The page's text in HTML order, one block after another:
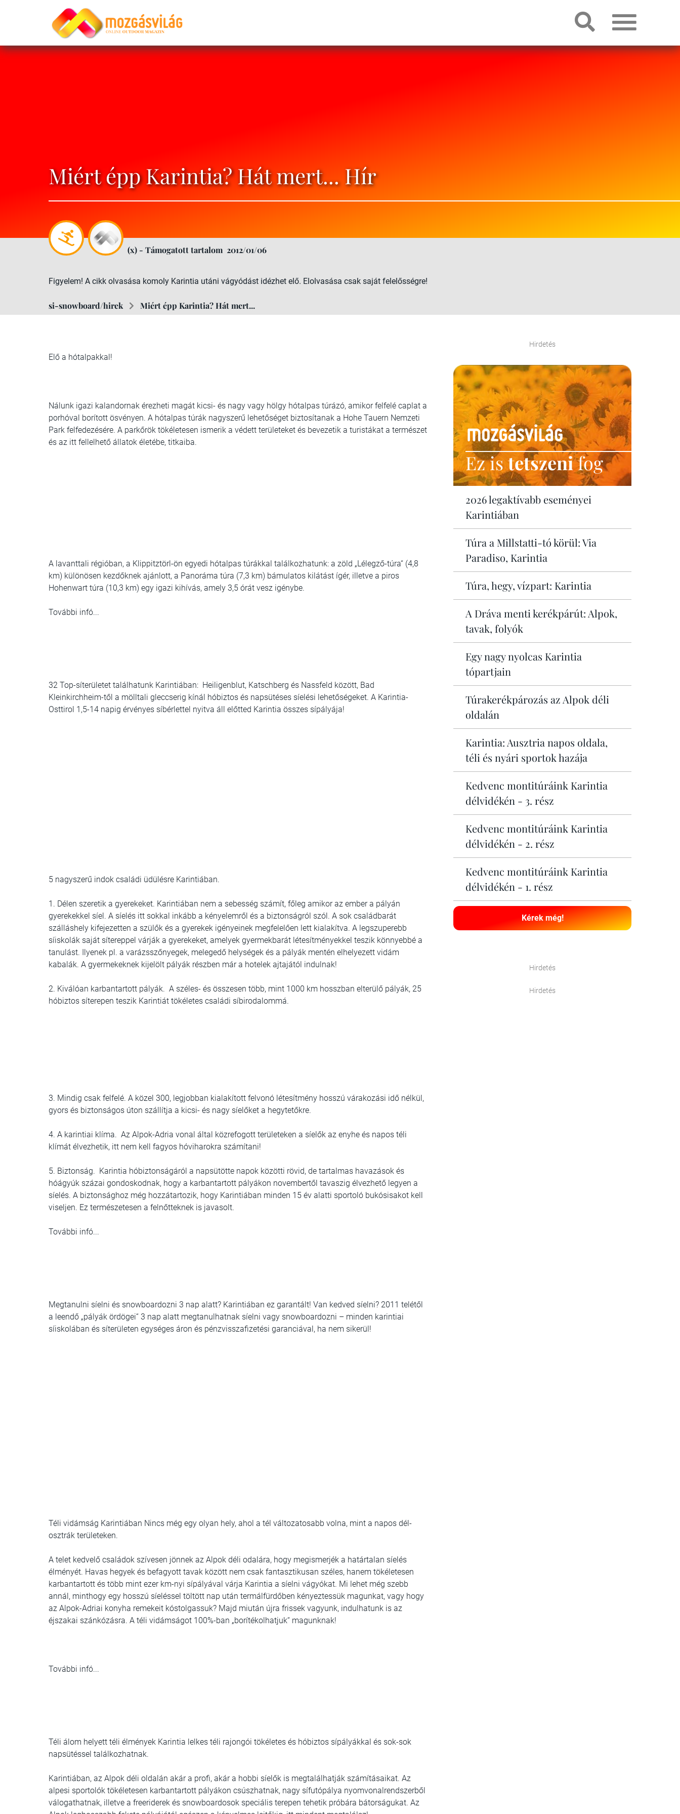
Miért épp Karintia? Hát mert... Hír
(x) - Támogatott tartalom 2012/01/06
Figyelem! A cikk olvasása komoly Karintia utáni vágyódást idézhet elő. Elolvasása csak saját felelősségre!
si-snowboard/hirek Miért épp Karintia? Hát mert...
Elő a hótalpakkal!
Nálunk igazi kalandornak érezheti magát kicsi- és nagy vagy hölgy hótalpas túrázó, amikor felfelé caplat a
porhóval borított ösvényen. A hótalpas túrák nagyszerű lehetőséget biztosítanak a Hohe Tauern Nemzeti
Park felfedezésére. A parkőrök tökéletesen ismerik a védett területeket és bevezetik a turistákat a természet
és az itt fellelhető állatok életébe, titkaiba.
A lavanttali régióban, a Klippitztörl-ön egyedi hótalpas túrákkal találkozhatunk: a zöld „Lélegző-túra“ (4,8
km) különösen kezdőknek ajánlott, a Panoráma túra (7,3 km) bámulatos kilátást ígér, illetve a piros
Hohenwart túra (10,3 km) egy igazi kihívás, amely 3,5 órát vesz igénybe.
További infó...
32 Top-síterületet találhatunk Karintiában: Heiligenblut, Katschberg és Nassfeld között, Bad
Kleinkirchheim-től a mölltali gleccserig kínál hóbiztos és napsütéses síelési lehetőségeket. A Karintia-
Osttirol 1,5-14 napig érvényes síbérlettel nyitva áll előtted Karintia összes sípályája!
5 nagyszerű indok családi üdülésre Karintiában.
1. Délen szeretik a gyerekeket. Karintiában nem a sebesség számít, főleg amikor az ember a pályán
gyerekekkel síel. A síelés itt sokkal inkább a kényelemről és a biztonságról szól. A sok családbarát
szálláshely kifejezetten a szülők és a gyerekek igényeinek megfelelően lett kialakítva. A legszuperebb
síiskolák saját sítereppel várják a gyerekeket, amelyek gyermekbarát létesítményekkel teszik könnyebbé a
tanulást. Ilyenek pl. a varázsszőnyegek, melegedő helységek és a pályák mentén elhelyezett vidám
kabalák. A gyermekeknek kijelölt pályák részben már a hotelek ajtajától indulnak!
2. Kiválóan karbantartott pályák. A széles- és összesen több, mint 1000 km hosszban elterülő pályák, 25
hóbiztos síterepen teszik Karintiát tökéletes családi síbirodalommá.
3. Mindig csak felfelé. A közel 300, legjobban kialakított felvonó létesítmény hosszú várakozási idő nélkül,
gyors és biztonságos úton szállítja a kicsi- és nagy síelőket a hegytetőkre.
4. A karintiai klíma. Az Alpok-Adria vonal által közrefogott területeken a síelők az enyhe és napos téli
klímát élvezhetik, itt nem kell fagyos hóviharokra számítani!
5. Biztonság. Karintia hóbiztonságáról a napsütötte napok közötti rövid, de tartalmas havazások és
hóágyúk százai gondoskodnak, hogy a karbantartott pályákon novembertől tavaszig élvezhető legyen a
síelés. A biztonsághoz még hozzátartozik, hogy Karintiában minden 15 év alatti sportoló bukósisakot kell
viseljen. Ez természetesen a felnőtteknek is javasolt.
További infó...
Megtanulni síelni és snowboardozni 3 nap alatt? Karintiában ez garantált! Van kedved síelni? 2011 telétől
a leendő „pályák ördögei“ 3 nap alatt megtanulhatnak síelni vagy snowboardozni – minden karintiai
síiskolában és síterületen egységes áron és pénzvisszafizetési garanciával, ha nem sikerül!
Téli vidámság Karintiában Nincs még egy olyan hely, ahol a tél változatosabb volna, mint a napos dél-
osztrák területeken.
A telet kedvelő családok szívesen jönnek az Alpok déli odalára, hogy megismerjék a határtalan síelés
élményét. Havas hegyek és befagyott tavak között nem csak fantasztikusan széles, hanem tökéletesen
karbantartott és több mint ezer km-nyi sípályával várja Karintia a síelni vágyókat. Mi lehet még szebb
annál, minthogy egy hosszú síeléssel töltött nap után termálfürdőben kényeztessük magunkat, vagy hogy
az Alpok-Adriai konyha remekeit kóstolgassuk? Majd miután újra frissek vagyunk, indulhatunk is az
éjszakai szánkózásra. A téli vidámságot 100%-ban „borítékolhatjuk“ magunknak!
További infó...
Téli álom helyett téli élmények Karintia lelkes téli rajongói tökéletes és hóbiztos sípályákkal és sok-sok
napsütéssel találkozhatnak.
Karintiában, az Alpok déli oldalán akár a profi, akár a hobbi síelők is megtalálhatják számításaikat. Az
alpesi sportolók tökéletesen karbantartott pályákon csúszhatnak, nagy sífutópálya nyomvonalrendszerből
válogathatnak, illetve a freeriderek és snowboardosok speciális terepen tehetik próbára bátorságukat. Az
Hirdetés
Ez istetszenifog
2026 legaktívabb eseményei
Karintiában
Túra a Millstatti-tó körül: Via
Paradiso, Karintia
Túra, hegy, vízpart: Karintia
A Dráva menti kerékpárút: Alpok,
tavak, folyók
Egy nagy nyolcas Karintia
tópartjain
Túrakerékpározás az Alpok déli
oldalán
Karintia: Ausztria napos oldala,
téli és nyári sportok hazája
Kedvenc montitúráink Karintia
délvidékén - 3. rész
Kedvenc montitúráink Karintia
délvidékén - 2. rész
Kedvenc montitúráink Karintia
délvidékén - 1. rész
Kérek még!
Hirdetés
Hirdetés